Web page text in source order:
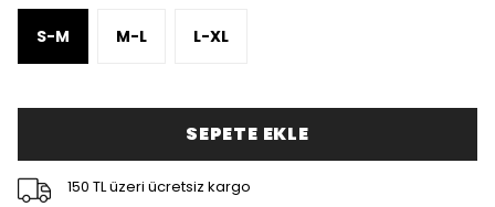
S-M M-L L-XL
SEPETE EKLE
150 TL üzeri ücretsiz kargo